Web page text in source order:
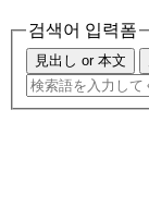
검색어 입력폼
見出し or 本文